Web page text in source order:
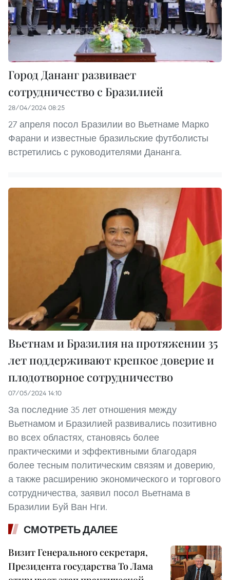
Город Дананг развивает
сотрудничество с Бразилией
28/04/2024 08:25
27 апреля посол Бразилии во Вьетнаме Марко
Фарани и известные бразильские футболисты
встретились с руководителями Дананга.
Вьетнам и Бразилия на протяжении 35
лет поддерживают крепкое доверие и
плодотворное сотрудничество
07/05/2024 14:10
За последние 35 лет отношения между
Вьетнамом и Бразилией развивались позитивно
во всех областях, становясь более
практическими и эффективными благодаря
более тесным политическим связям и доверию,
а также расширению экономического и торгового
сотрудничества, заявил посол Вьетнама в
Бразилии Буй Ван Нги.
СМОТРЕТЬ ДАЛЕЕ
Визит Генерального секретаря,
Президента государства То Лама